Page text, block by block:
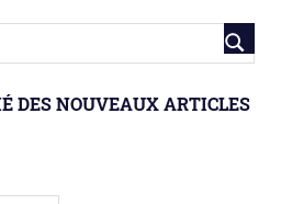
DES NOUVEAUX ARTICLES